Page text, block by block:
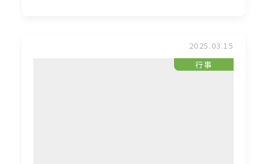
2025.03.15
行事